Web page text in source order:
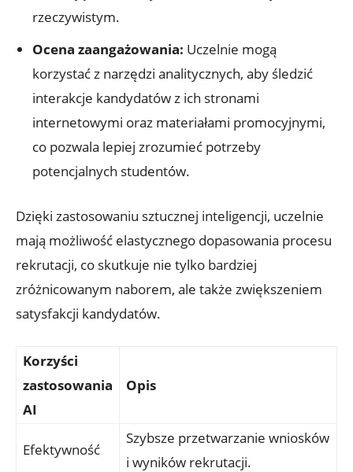
rzeczywistym.
Ocena zaangażowania: Uczelnie mogą
korzystać z narzędzi analitycznych, aby śledzić
interakcje kandydatów z ich stronami
internetowymi oraz materiałami promocyjnymi,
co pozwala lepiej zrozumieć potrzeby
potencjalnych studentów.
Dzięki zastosowaniu sztucznej inteligencji, uczelnie
mają możliwość elastycznego dopasowania procesu
rekrutacji, co skutkuje nie tylko bardziej
zróżnicowanym naborem, ale także zwiększeniem
satysfakcji kandydatów.
Korzyści
zastosowania
AI
Opis
Efektywność
Szybsze przetwarzanie wniosków
i wyników rekrutacji.